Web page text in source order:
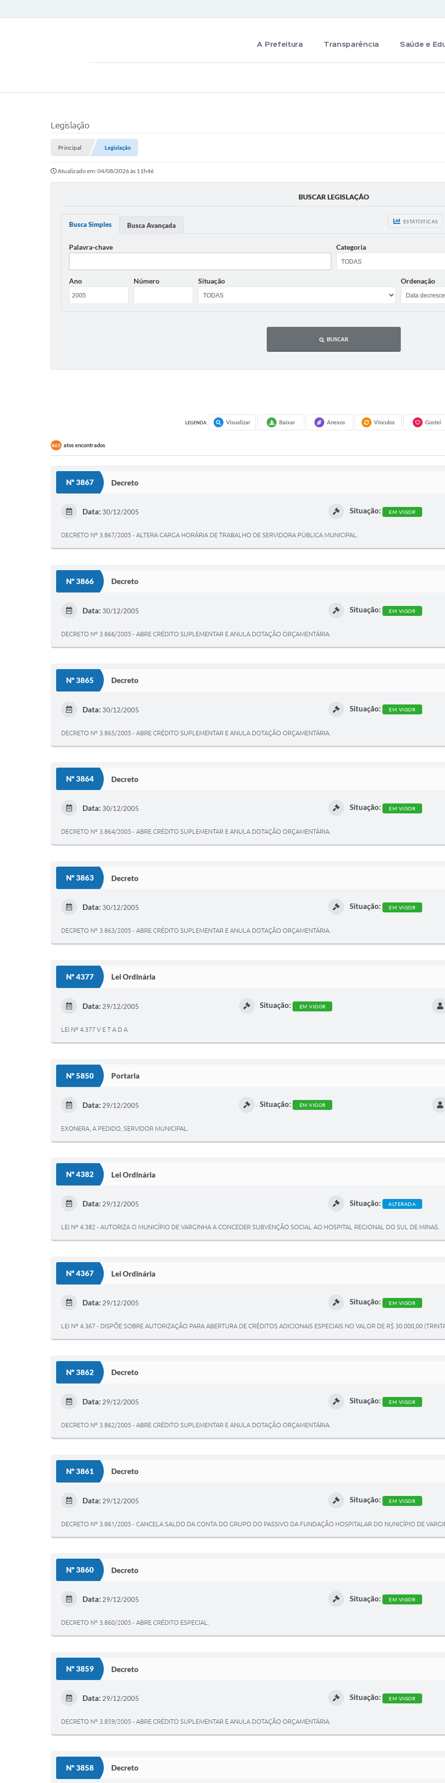
A Prefeitura Transparência Saúde e
Legislação
Principal Legislação
Atualizado em: 04/08/2026 às 11h46
BUSCAR LEGISLAÇÃO
ESTATÍSTICAS
Busca Simples Busca Avançada
Palavra-chave Categoria
Ano Número Situação Ordenação
BUSCAR
LEGENDA: Visualizar Baixar Anexos Vínculos Gostei
865 atos encontrados
Nº 3867 Decreto
Data: 30/12/2005 Situação: EM VIGOR
DECRETO Nº 3.867/2005 - ALTERA CARGA HORÁRIA DE TRABALHO DE SERVIDORA PÚBLICA MUNICIPAL.
Nº 3866 Decreto
Data: 30/12/2005 Situação: EM VIGOR
DECRETO Nº 3.866/2005 - ABRE CRÉDITO SUPLEMENTAR E ANULA DOTAÇÃO ORÇAMENTÁRIA.
Nº 3865 Decreto
Data: 30/12/2005 Situação: EM VIGOR
DECRETO Nº 3.865/2005 - ABRE CRÉDITO SUPLEMENTAR E ANULA DOTAÇÃO ORÇAMENTÁRIA.
Nº 3864 Decreto
Data: 30/12/2005 Situação: EM VIGOR
DECRETO Nº 3.864/2005 - ABRE CRÉDITO SUPLEMENTAR E ANULA DOTAÇÃO ORÇAMENTÁRIA.
Nº 3863 Decreto
Data: 30/12/2005 Situação: EM VIGOR
DECRETO Nº 3.863/2005 - ABRE CRÉDITO SUPLEMENTAR E ANULA DOTAÇÃO ORÇAMENTÁRIA.
Nº 4377 Lei Ordinária
Data: 29/12/2005 Situação: EM VIGOR
LEI Nº 4.377 V E T A D A
Nº 5850 Portaria
Data: 29/12/2005 Situação: EM VIGOR
EXONERA, A PEDIDO, SERVIDOR MUNICIPAL.
Nº 4382 Lei Ordinária
Data: 29/12/2005 Situação: ALTERADA
LEI Nº 4.382 - AUTORIZA O MUNICÍPIO DE VARGINHA A CONCEDER SUBVENÇÃO SOCIAL AO HOSPITAL REGIONAL DO SUL DE MINAS.
Nº 4367 Lei Ordinária
Data: 29/12/2005 Situação: EM VIGOR
LEI Nº 4.367 - DISPÕE SOBRE AUTORIZAÇÃO PARA ABERTURA DE CRÉDITOS ADICIONAIS ESPECIAIS NO VALOR DE R$ 30.000,00
Nº 3862 Decreto
Data: 29/12/2005 Situação: EM VIGOR
DECRETO Nº 3.862/2005 - ABRE CRÉDITO SUPLEMENTAR E ANULA DOTAÇÃO ORÇAMENTÁRIA.
Nº 3861 Decreto
Data: 29/12/2005 Situação: EM VIGOR
DECRETO Nº 3.861/2005 - CANCELA SALDO DA CONTA DO GRUPO DO PASSIVO DA FUNDAÇÃO HOSPITALAR DO NUNICÍPIO DE
Nº 3860 Decreto
Data: 29/12/2005 Situação: EM VIGOR
DECRETO Nº 3.860/2005 - ABRE CRÉDITO ESPECIAL.
Nº 3859 Decreto
Data: 29/12/2005 Situação: EM VIGOR
DECRETO Nº 3.859/2005 - ABRE CRÉDITO SUPLEMENTAR E ANULA DOTAÇÃO ORÇAMENTÁRIA.
Nº 3858 Decreto